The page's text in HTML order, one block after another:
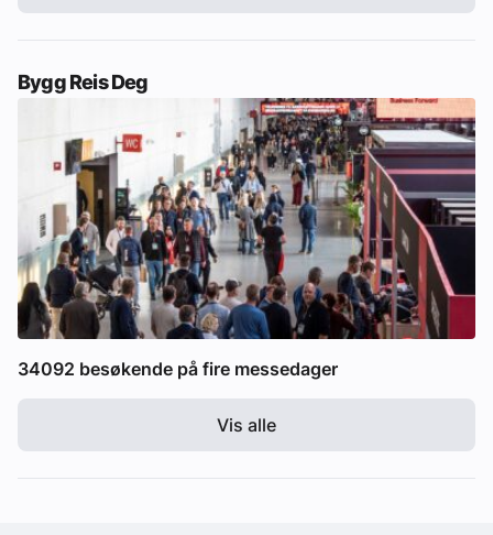
Bygg Reis Deg
34092 besøkende på fire messedager
Vis alle